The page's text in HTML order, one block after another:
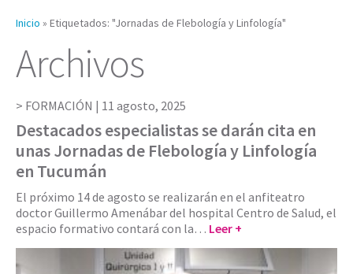
Inicio » Etiquetados: "Jornadas de Flebología y Linfología"
Archivos
FORMACIÓN | 11 agosto, 2025
Destacados especialistas se darán cita en
unas Jornadas de Flebología y Linfología
en Tucumán
El próximo 14 de agosto se realizarán en el anfiteatro
doctor Guillermo Amenábar del hospital Centro de Salud, el
espacio formativo contará con la… Leer +